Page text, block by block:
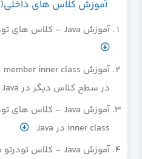
آموزش کلاس های داخلی(Inner Calsses) در Java
آموزش Java – کلاس های تودرتو/inner class در Java
در سطح کلاس دیگر در Java
inner class در Java